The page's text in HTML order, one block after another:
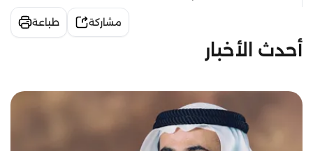
مشاركة طباعة
أحدث الأخبار